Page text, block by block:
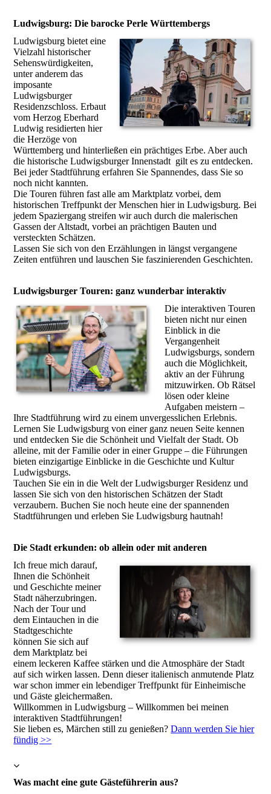
Ludwigsburg: Die barocke Perle Württembergs
Ludwigsburg bietet eine
Vielzahl historischer
Sehenswürdigkeiten,
unter anderem das
imposante
Ludwigsburger
Residenzschloss. Erbaut
vom Herzog Eberhard
Ludwig residierten hier
die Herzöge von
Württemberg und hinterließen ein prächtiges Erbe. Aber auch
die historische Ludwigsburger Innenstadt gilt es zu entdecken.
Bei jeder Stadtführung erfahren Sie Spannendes, dass Sie so
noch nicht kannten.
Die Touren führen fast alle am Marktplatz vorbei, dem
historischen Treffpunkt der Menschen hier in Ludwigsburg. Bei
jedem Spaziergang streifen wir auch durch die malerischen
Gassen der Altstadt, vorbei an prächtigen Bauten und
versteckten Schätzen.
Lassen Sie sich von den Erzählungen in längst vergangene
Zeiten entführen und lauschen Sie faszinierenden Geschichten.
Ludwigsburger Touren: ganz wunderbar interaktiv
Die interaktiven Touren
bieten nicht nur einen
Einblick in die
Vergangenheit
Ludwigsburgs, sondern
auch die Möglichkeit,
aktiv an der Führung
mitzuwirken. Ob Rätsel
lösen oder kleine
Aufgaben meistern –
Ihre Stadtführung wird zu einem unvergesslichen Erlebnis.
Lernen Sie Ludwigsburg von einer ganz neuen Seite kennen
und entdecken Sie die Schönheit und Vielfalt der Stadt. Ob
alleine, mit der Familie oder in einer Gruppe – die Führungen
bieten einzigartige Einblicke in die Geschichte und Kultur
Ludwigsburgs.
Tauchen Sie ein in die Welt der Ludwigsburger Residenz und
lassen Sie sich von den historischen Schätzen der Stadt
verzaubern. Buchen Sie noch heute eine der spannenden
Stadtführungen und erleben Sie Ludwigsburg hautnah!
Die Stadt erkunden: ob allein oder mit anderen
Ich freue mich darauf,
Ihnen die Schönheit
und Geschichte meiner
Stadt näherzubringen.
Nach der Tour und
dem Eintauchen in die
Stadtgeschichte
können Sie sich auf
dem Marktplatz bei
einem leckeren Kaffee stärken und die Atmosphäre der Stadt
auf sich wirken lassen. Denn dieser italienisch anmutende Platz
war schon immer ein lebendiger Treffpunkt für Einheimische
und Gäste gleichermaßen.
Willkommen in Ludwigsburg – Willkommen bei meinen
interaktiven Stadtführungen!
Sie lieben es, Märchen still zu genießen?Dann werden Sie hier
fündig >>
Was macht eine gute Gästeführerin aus?